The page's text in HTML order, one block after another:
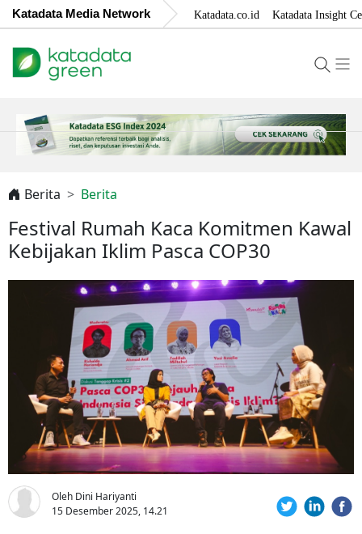
Katadata Media Network Katadata.co.id Katadata Insight
Berita Berita
Festival Rumah Kaca Komitmen Kawal
Kebijakan Iklim Pasca COP30
Oleh Dini Hariyanti
15 Desember 2025, 14.21